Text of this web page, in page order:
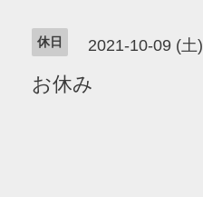
休日 2021-10-09 (土)
お休み